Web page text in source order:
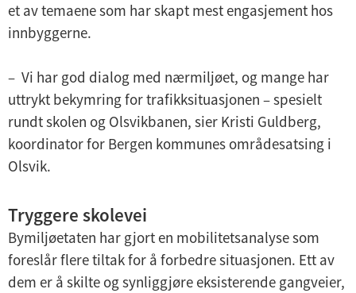
et av temaene som har skapt mest engasjement hos
innbyggerne.
– Vi har god dialog med nærmiljøet, og mange har
uttrykt bekymring for trafikksituasjonen – spesielt
rundt skolen og Olsvikbanen, sier Kristi Guldberg,
koordinator for Bergen kommunes områdesatsing i
Olsvik.
Tryggere skolevei
Bymiljøetaten har gjort en mobilitetsanalyse som
foreslår flere tiltak for å forbedre situasjonen. Ett av
dem er å skilte og synliggjøre eksisterende gangveier,